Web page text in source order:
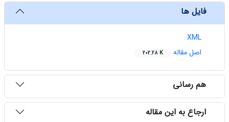
فایل ها
XML
اصل مقاله
202.28 K
هم رسانی
ارجاع به این مقاله